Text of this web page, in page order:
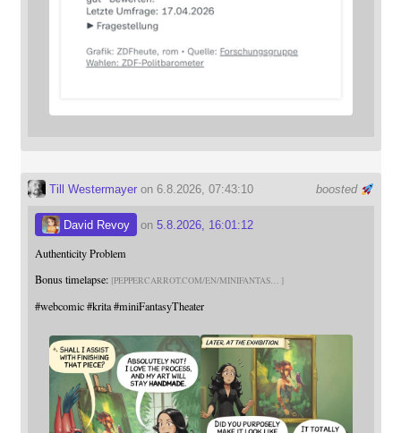
boosted
Till Westermayeron 6.8.2026, 07:43:10
David Revoy on 5.8.2026, 16:01:12
Authenticity Problem
Bonus timelapse: PEPPERCARROT.COM/EN/MINIFANTAS
#webcomic #krita #miniFantasyTheater